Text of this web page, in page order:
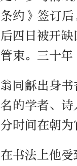
条约》签订
后四日被开
管束。三十
翁同龢出身
名的学者、
分时间在朝为
在书法上他